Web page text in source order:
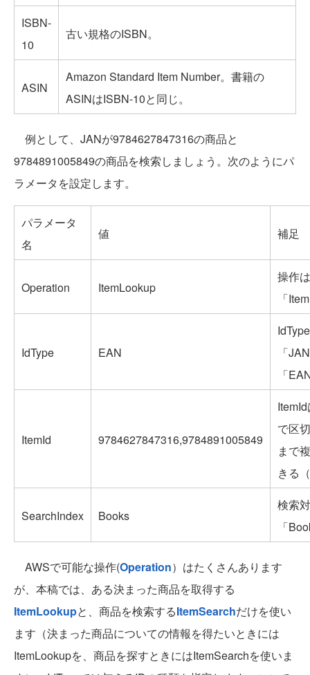
ISBN-
10
古い規格のISBN。
ASIN
Amazon Standard Item Number。書籍の
ASINはISBN-10と同じ。
例として、JANが9784627847316の商品と
9784891005849の商品を検索しましょう。次のようにパ
ラメータを設定します。
パラメータ
名
値 補足
Operation ItemLookup
操作は
「
IdType EAN
「
「
ItemId 9784627847316,9784891005849
で区
まで
きる（
SearchIndex Books
検索
「
AWSで可能な操作(Operation）はたくさんあります
が、本稿では、ある決まった商品を取得する
ItemLookupと、商品を検索するItemSearchだけを使い
ます（決まった商品についての情報を得たいときには
ItemLookupを、商品を探すときにはItemSearchを使いま